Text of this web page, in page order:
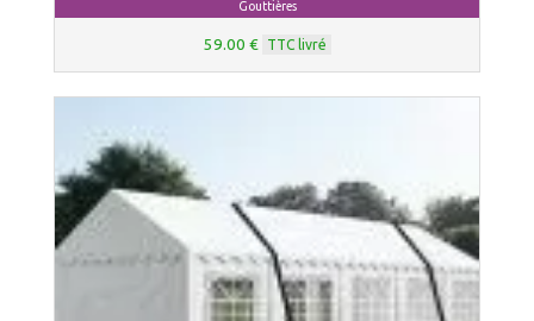
Gouttières
59.00 € TTC livré